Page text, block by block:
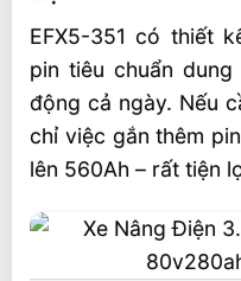
EFX5-351 có thiết
pin tiêu chuẩn
động cả ngày. Nếu
chỉ việc gắn thêm
lên 560Ah – rất tiện